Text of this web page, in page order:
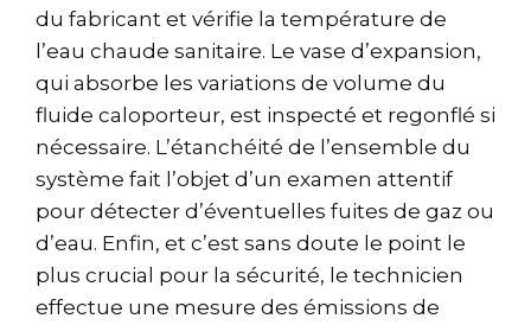
du fabricant et vérifie la température de
l’eau chaude sanitaire. Le vase d’expansion,
qui absorbe les variations de volume du
fluide caloporteur, est inspecté et regonflé si
nécessaire. L’étanchéité de l’ensemble du
système fait l’objet d’un examen attentif
pour détecter d’éventuelles fuites de gaz ou
d’eau. Enfin, et c’est sans doute le point le
plus crucial pour la sécurité, le technicien
effectue une mesure des émissions de